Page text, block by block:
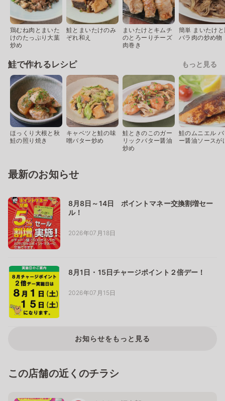
鶏むね肉とまいた
けのたっぷり大葉
炒め
鮭とまいたけのみ
ぞれ和え
まいたけとキムチ
のとろーりチーズ
肉巻き
簡単 まいたけ
バラ肉の炒め物
鮭で作れるレシピ もっと見る
ほっくり大根と秋
鮭の照り焼き
キャベツと鮭の味
噌バター炒め
鮭ときのこのガー
リックバター醤油
炒め
鮭のムニエル
ー醤油ソースが
最新のお知らせ
8月8日～14日 ポイントマネー交換割増セー
ル！
2026年07月18日
8月1日・15日チャージポイント２倍デー！
2026年07月15日
お知らせをもっと見る
この店舗の近くのチラシ